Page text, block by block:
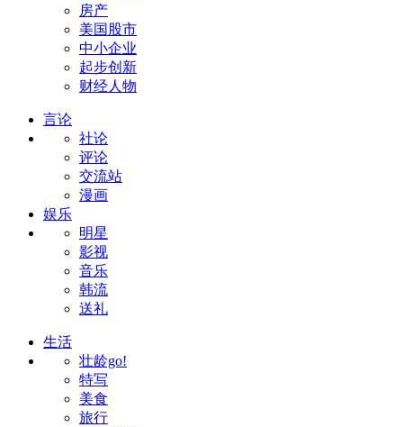
房产
美国股市
中小企业
起步创新
财经人物
言论
社论
评论
交流站
漫画
娱乐
明星
影视
音乐
韩流
送礼
生活
壮龄go!
特写
美食
旅行